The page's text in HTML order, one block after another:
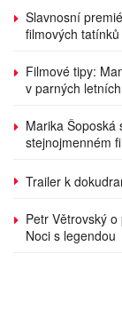
Slavnosní
filmových tatínků
Filmové tipy:
v parných
Marika Šoposká
stejnojmenném
Trailer k
Petr Větrovský
Noci s legendou